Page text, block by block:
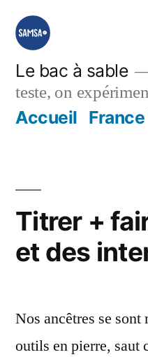
Aller
contenu
Le bac à sable
teste, on
Accueil
Titrer +
et des
Nos ancêtres se
outils en pierre, saut